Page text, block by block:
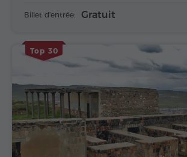
Billet d'entrée: Gratuit
Top 30